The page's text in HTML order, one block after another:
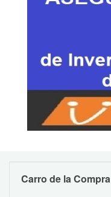
Carro de la Compra